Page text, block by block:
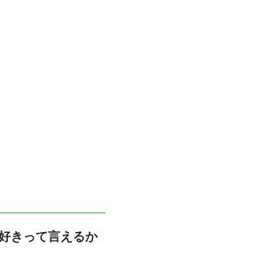
きって言えるか